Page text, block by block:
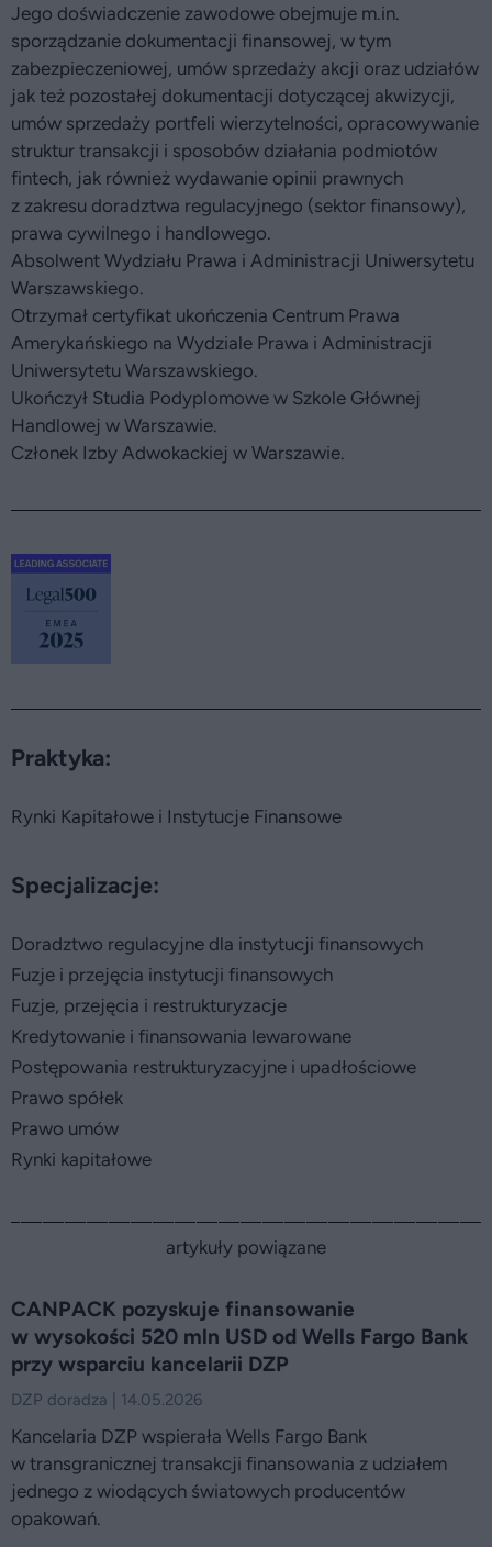
Praktyka:
Rynki Kapitałowe i Instytucje Finansowe
Specjalizacje:
Doradztwo regulacyjne dla instytucji finansowych
Fuzje i przejęcia instytucji finansowych
Fuzje, przejęcia i restrukturyzacje
Kredytowanie i finansowania lewarowane
Postępowania restrukturyzacyjne i upadłościowe
Prawo spółek
Prawo umów
Rynki kapitałowe
Jego doświadczenie zawodowe obejmuje m.in.
sporządzanie dokumentacji finansowej, w tym
zabezpieczeniowej, umów sprzedaży akcji oraz udziałów
jak też pozostałej dokumentacji dotyczącej akwizycji,
umów sprzedaży portfeli wierzytelności, opracowywanie
struktur transakcji i sposobów działania podmiotów
fintech, jak również wydawanie opinii prawnych
z zakresu doradztwa regulacyjnego (sektor finansowy),
prawa cywilnego i handlowego.
Absolwent Wydziału Prawa i Administracji Uniwersytetu
Warszawskiego.
Otrzymał certyfikat ukończenia Centrum Prawa
Amerykańskiego na Wydziale Prawa i Administracji
Uniwersytetu Warszawskiego.
Ukończył Studia Podyplomowe w Szkole Głównej
Handlowej w Warszawie.
Członek Izby Adwokackiej w Warszawie.
artykuły powiązane
CANPACK pozyskuje finansowanie
w wysokości 520 mln USD od Wells Fargo Bank
przy wsparciu kancelarii DZP
DZP doradza | 14.05.2026
Kancelaria DZP wspierała Wells Fargo Bank
w transgranicznej transakcji finansowania z udziałem
jednego z wiodących światowych producentów
opakowań.